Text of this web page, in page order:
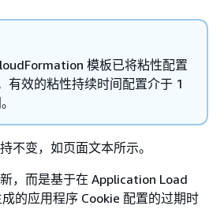
模板已将粘性配置
有效的粘性持续时间配置介于 1
不变，如页面文本所示。
，而是基于在 Application Load
的应用程序 Cookie 配置的过期时